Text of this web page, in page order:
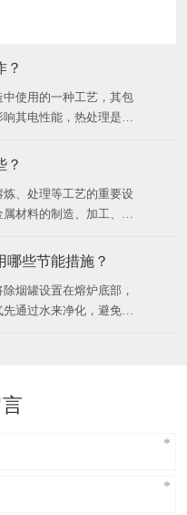
？
使用的一种工艺，其包
其电性能，热处理是针
膜转换成晶片衬底界
将掺杂剂从一个薄膜转
晶
？
、处理等工艺的重要设
材料的制造、加工、热
精细加热炉是一种可以
件、机器零件、航空航
哪些节能措施？
烟罐设置在熔炉底部，
通过水来净化，避免有